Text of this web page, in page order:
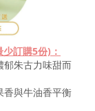
訂購5份)：
郁朱古力味甜而
香與牛油香平衡